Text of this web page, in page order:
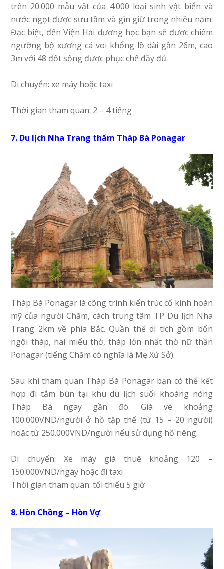
trên 20.000 mẫu vật của 4.000 loại sinh vật biển và
nước ngọt được sưu tầm và gìn giữ trong nhiều năm.
Đặc biệt, đến Viện Hải dương học bạn sẽ được chiêm
ngưỡng bộ xương cá voi khổng lồ dài gần 26m, cao
3m với 48 đốt sống được phục chế đầy đủ.
Di chuyển: xe máy hoặc taxi
Thời gian tham quan: 2 – 4 tiếng
7. Du lịch Nha Trang thăm Tháp Bà Ponagar
Tháp Bà Ponagar là công trình kiến trúc cổ kính hoàn
mỹ của người Chăm, cách trung tâm TP Du lịch Nha
Trang 2km về phía Bắc. Quần thể di tích gồm bốn
ngôi tháp, hai miếu thờ, tháp lớn nhất thờ nữ thần
Ponagar (tiếng Chăm có nghĩa là Mẹ Xứ Sở).
Sau khi tham quan Tháp Bà Ponagar bạn có thể kết
hợp đi tắm bùn tại khu du lịch suối khoáng nóng
Tháp Bà ngay gần đó. Giá vé khoảng
100.000VND/người ở hồ tập thể (từ 15 – 20 người)
hoặc từ 250.000VND/người nếu sử dụng hồ riêng.
Di chuyển: Xe máy giá thuê khoảng 120 –
150.000VND/ngày hoặc đi taxi
Thời gian tham quan: tối thiểu 5 giờ
8. Hòn Chồng – Hòn Vợ